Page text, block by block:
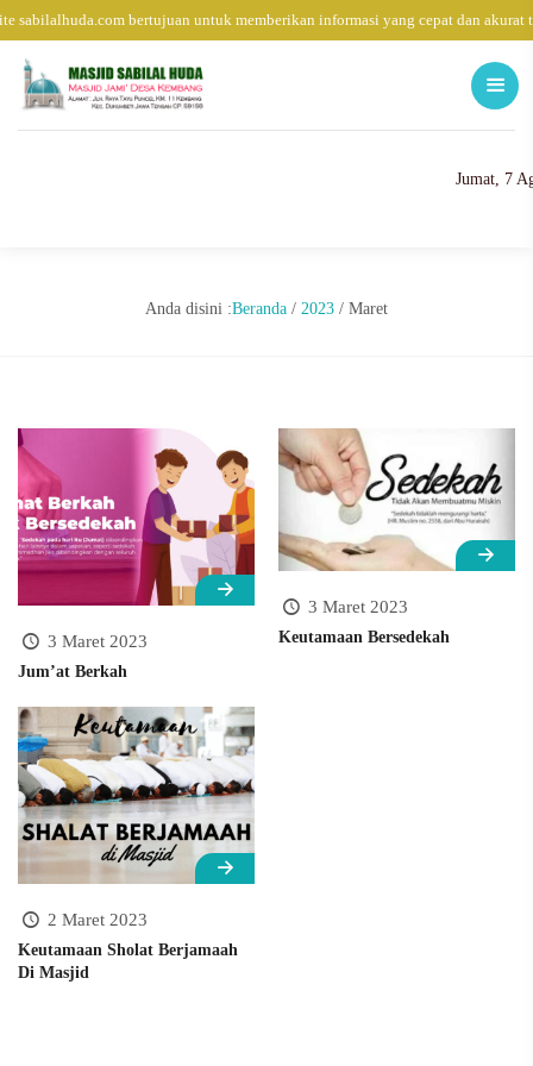
sabilalhuda.com bertujuan untuk memberikan informasi yang cepat dan
Jumat, 7
Anda disini :Beranda / 2023 / Maret
3 Maret 2023
Jum’at Berkah
3 Maret 2023
Keutamaan Bersedekah
2 Maret 2023
Keutamaan Sholat Berjamaah
Di Masjid